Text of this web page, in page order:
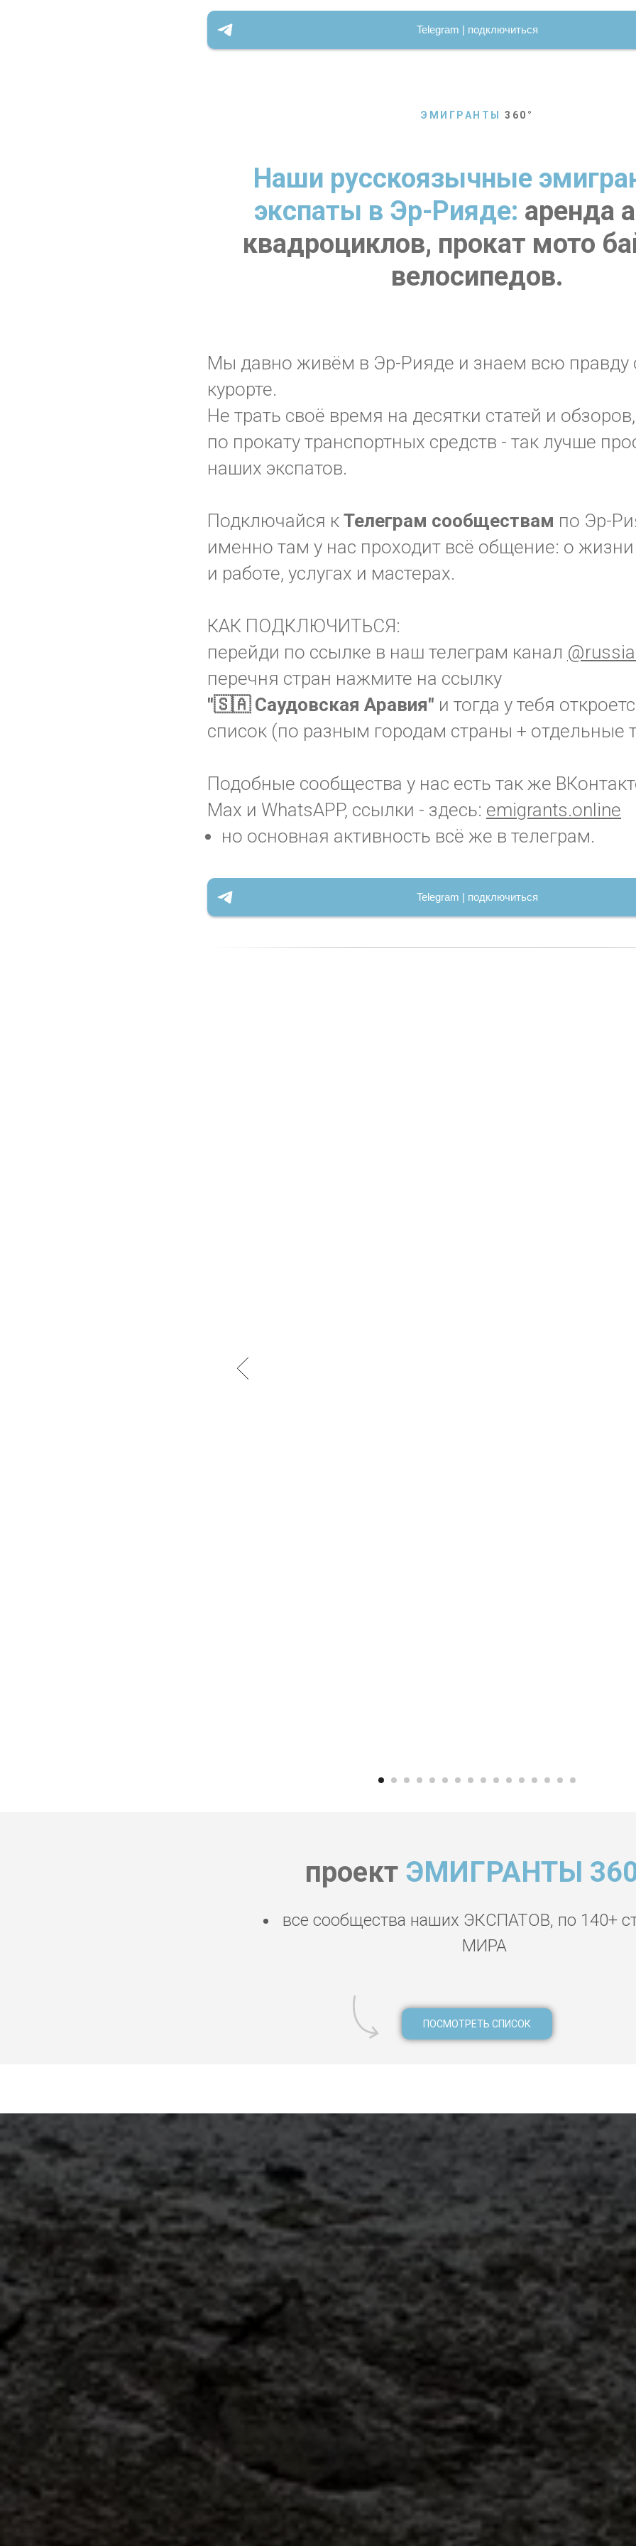
Telegram | подключиться
ЭМИГРАНТЫ 360 °
Наши русскоязычные
экспаты в Эр-Рияде: аренда
квадроциклов, прокат мото
велосипедов.
Мы давно живём в Эр-Рияде и знаем всю правду
курорте.
Не трать своё время на десятки статей и
по прокату транспортных средств - так лучше
наших экспатов.
Подключайся к Телеграм сообществам по Эр-
именно там у нас проходит всё общение: о
и работе, услугах и мастерах.
КАК ПОДКЛЮЧИТЬСЯ:
перейди по ссылке в наш телеграм канал
перечня стран нажмите на ссылку
"🇸🇦 Саудовская Аравия" и тогда у тебя
список (по разным городам страны + отдельные
Подобные сообщества у нас есть так же
Max и WhatsAPP, ссылки - здесь: emigrants.online
но основная активность всё же в телеграм.
Telegram | подключиться
проект ЭМИГРАНТЫ
все сообщества наших ЭКСПАТОВ, по 140+
МИРА
ПОСМОТРЕТЬ СПИСОК